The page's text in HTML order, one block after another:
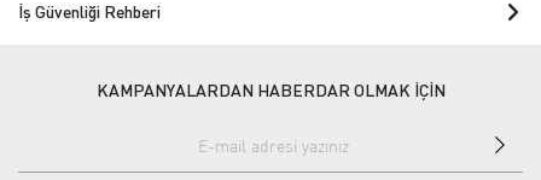
İş Güvenliği Rehberi
KAMPANYALARDAN HABERDAR OLMAK İÇİN